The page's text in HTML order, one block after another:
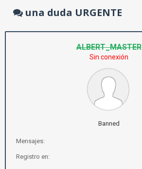
una duda URGENTE
ALBERT_MASTER
Sin conexión
Banned
Mensajes:
Registro en: